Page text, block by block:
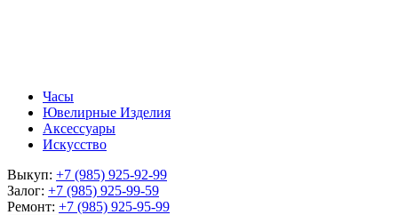
Часы
Ювелирные Изделия
Аксессуары
Искусство
Выкуп: +7 (985) 925-92-99
Залог: +7 (985) 925-99-59
Ремонт: +7 (985) 925-95-99